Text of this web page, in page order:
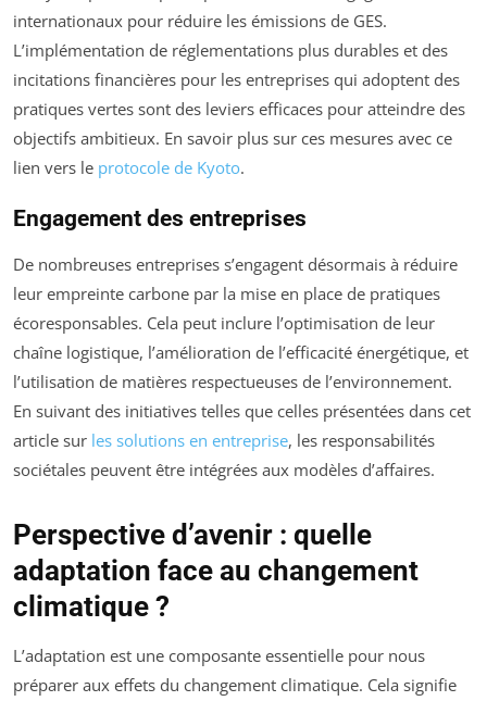
internationaux pour réduire les émissions de GES.
L’implémentation de réglementations plus durables et des
incitations financières pour les entreprises qui adoptent des
pratiques vertes sont des leviers efficaces pour atteindre des
objectifs ambitieux. En savoir plus sur ces mesures avec ce
lien vers le protocole de Kyoto.
Engagement des entreprises
De nombreuses entreprises s’engagent désormais à réduire
leur empreinte carbone par la mise en place de pratiques
écoresponsables. Cela peut inclure l’optimisation de leur
chaîne logistique, l’amélioration de l’efficacité énergétique, et
l’utilisation de matières respectueuses de l’environnement.
En suivant des initiatives telles que celles présentées dans cet
article sur les solutions en entreprise, les responsabilités
sociétales peuvent être intégrées aux modèles d’affaires.
Perspective d’avenir : quelle
adaptation face au changement
climatique ?
L’adaptation est une composante essentielle pour nous
préparer aux effets du changement climatique. Cela signifie